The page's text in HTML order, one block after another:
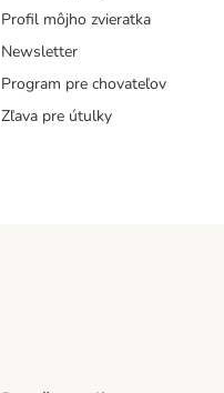
Profil môjho zvieratka
Newsletter
Program pre chovateľov
Zľava pre útulky